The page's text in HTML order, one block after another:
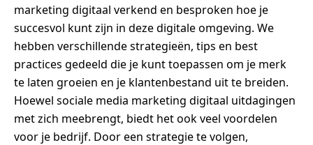
marketing digitaal verkend en besproken hoe je
succesvol kunt zijn in deze digitale omgeving. We
hebben verschillende strategieën, tips en best
practices gedeeld die je kunt toepassen om je merk
te laten groeien en je klantenbestand uit te breiden.
Hoewel sociale media marketing digitaal uitdagingen
met zich meebrengt, biedt het ook veel voordelen
voor je bedrijf. Door een strategie te volgen,